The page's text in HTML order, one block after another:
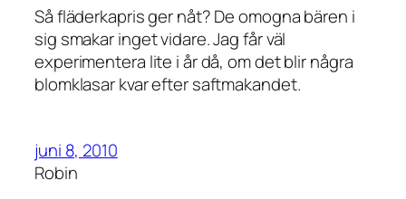
Så fläderkapris ger nåt? De omogna bären i
sig smakar inget vidare. Jag får väl
experimentera lite i år då, om det blir några
blomklasar kvar efter saftmakandet.
juni 8, 2010
Robin